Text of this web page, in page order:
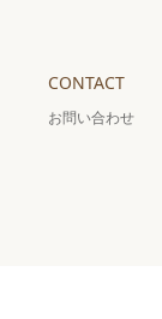
CONTACT
お問い合わせ